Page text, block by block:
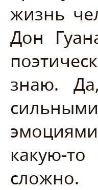
жизнь
Дон
знаю.
какую-
сложно.